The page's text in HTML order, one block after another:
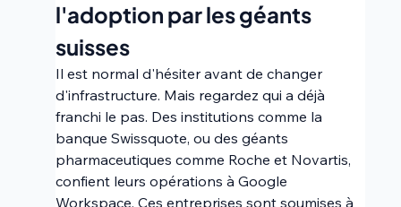
l'adoption par les géants
suisses
Il est normal d'hésiter avant de changer
d'infrastructure. Mais regardez qui a déjà
franchi le pas. Des institutions comme la
banque Swissquote, ou des géants
pharmaceutiques comme Roche et Novartis,
confient leurs opérations à Google
Workspace. Ces entreprises sont soumises à